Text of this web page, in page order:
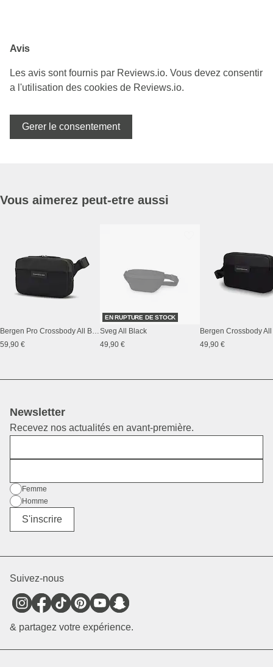
Avis
Les avis sont fournis par Reviews.io. Vous devez consentir
a l'utilisation des cookies de Reviews.io.
Gerer le consentement
Vous aimerez peut-etre aussi
Bergen Pro Crossbody All Black
59,90 €
EN RUPTURE DE STOCK
Sveg All Black
49,90 €
Bergen Crossbody
49,90 €
Newsletter
Recevez nos actualités en avant-première.
SexeFemme
Homme
Divers
S'inscrire
Suivez-nous
& partagez votre expérience.